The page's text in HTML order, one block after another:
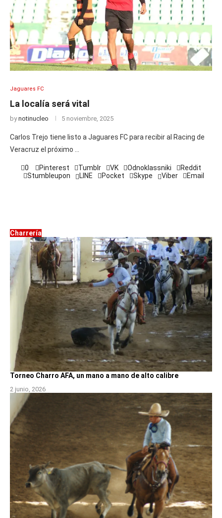
Jaguares FC
La localía será vital
bynotinucleo 5 noviembre, 2025
Carlos Trejo tiene listo a Jaguares FC para recibir al Racing de
Veracruz el próximo …
0 Pinterest Tumblr VK Odnoklassniki
Reddit
Stumbleupon
LINE Pocket Skype Viber Email
Charrería
Torneo Charro AFA, un mano a mano de alto calibre
2 junio, 2026